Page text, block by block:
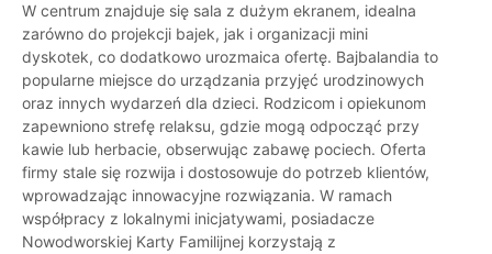
W centrum znajduje się sala z dużym ekranem, idealna
zarówno do projekcji bajek, jak i organizacji mini
dyskotek, co dodatkowo urozmaica ofertę. Bajbalandia to
popularne miejsce do urządzania przyjęć urodzinowych
oraz innych wydarzeń dla dzieci. Rodzicom i opiekunom
zapewniono strefę relaksu, gdzie mogą odpocząć przy
kawie lub herbacie, obserwując zabawę pociech. Oferta
firmy stale się rozwija i dostosowuje do potrzeb klientów,
wprowadzając innowacyjne rozwiązania. W ramach
współpracy z lokalnymi inicjatywami, posiadacze
Nowodworskiej Karty Familijnej korzystają z